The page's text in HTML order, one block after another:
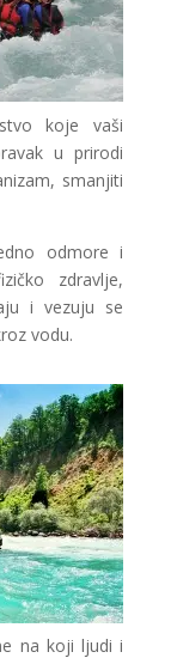
koje vaši
u prirodi
smanjiti
odmore i
zdravlje,
i vezuju se
vodu.
na koji ljudi i